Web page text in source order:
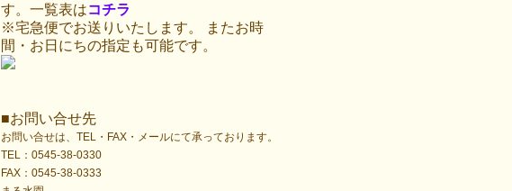
す。一覧表はコチラ
※宅急便でお送りいたします。 またお時
間・お日にちの指定も可能です。
■お問い合せ先
お問い合せは、TEL・FAX・メールにて承っております。
TEL：0545-38-0330
FAX：0545-38-0333